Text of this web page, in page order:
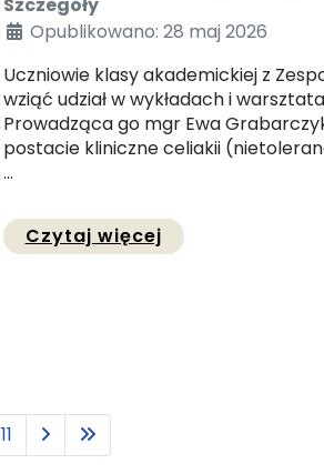
Opublikowano: 28 maj 2026
Uczniowie klasy akademickiej z
wziąć udział w wykładach i
Prowadząca go mgr Ewa
postacie kliniczne celiakii
...
Czytaj więcejPrzejdź do
11